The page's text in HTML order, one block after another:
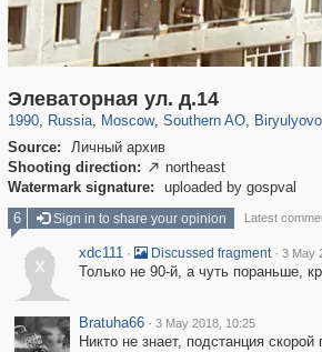
Элеваторная ул. д.14
1990, Russia
1,407,368 29,248
, Moscow
319,882 8,286
, Southern AO
21,648 390
,
Source:
Личный архив
Shooting direction:  northeast
Watermark signature:
uploaded by gospval
6 Sign in to share your opinion Latest
x
xdc111 · Discussed fragment · 3 May
Только не 90-й, а чуть пораньше,
Bratuha66 · 3 May 2018, 10:25
Никто не знает, подстанция